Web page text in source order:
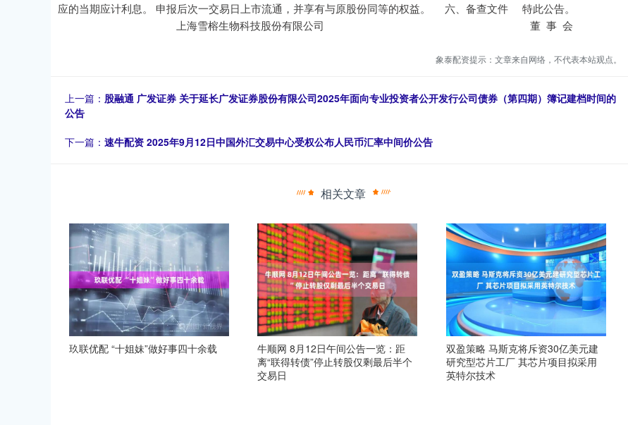
应的当期应计利息。 申报后次一交易日上市流通，并享有与原股份同等的权益。 六、备查文件 特此公告。
上海雪榕生物科技股份有限公司 董 事 会
象泰配资提示：文章来自网络，不代表本站观点。
上一篇： 股融通 广发证券 关于延长广发证券股份有限公司2025年面向专业投资者公开发行公司债券（第四期）簿记建档时间的
公告
下一篇： 速牛配资 2025年9月12日中国外汇交易中心受权公布人民币汇率中间价公告
相关文章
玖联优配 “十姐妹”做好事四十余载
牛顺网 8月12日午间公告一览：距
离“联得转债”停止转股仅剩最后半个
交易日
双盈策略 马斯克将斥资30亿美元建
研究型芯片工厂 其芯片项目拟采用
英特尔技术